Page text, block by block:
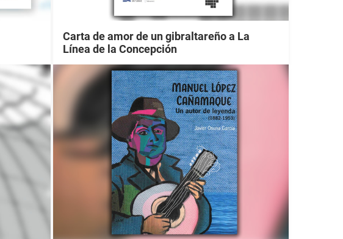
Carta de amor de un gibraltareño a La
Línea de la Concepción